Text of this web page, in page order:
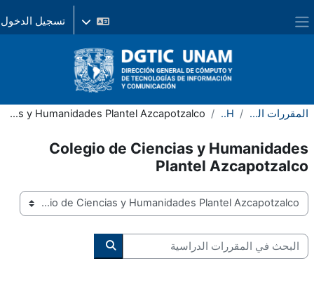
واجهة جانبية
المقررات الدراسية CCH
Colegio de Ciencias y Humanidades Plantel Azcapotzalco
Colegio de Ciencias y
Plantel
المقررات
في المقررات الدراسية
البحث في المقررات